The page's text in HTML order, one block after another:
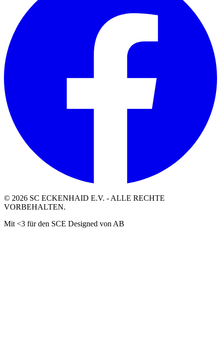
© 2026 SC ECKENHAID E.V. - ALLE RECHTE
VORBEHALTEN.
Mit <3 für den SCE Designed von AB